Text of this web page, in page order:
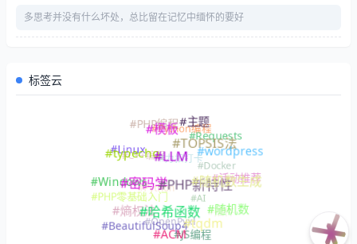
多思考并没有什么坏处，总比留在记忆中缅怀的要好
标签云
#C++编程
#Linux
#PHP编程
#Python编程
#力扣打卡
#Python
#PHP零基础入门
#Windows
#typecho
#模板#主题
#Requests
#Docker
#AI
#OpenPyxl
#BeautifulSoup4
#熵权法
#密码学
#LLM
#TOPSIS法
#wordpress
#活动推荐
#插件
#JS编程
#ACM
#哈希函数
#PHP新特性
#随机数生成
#随机数
#tqdm